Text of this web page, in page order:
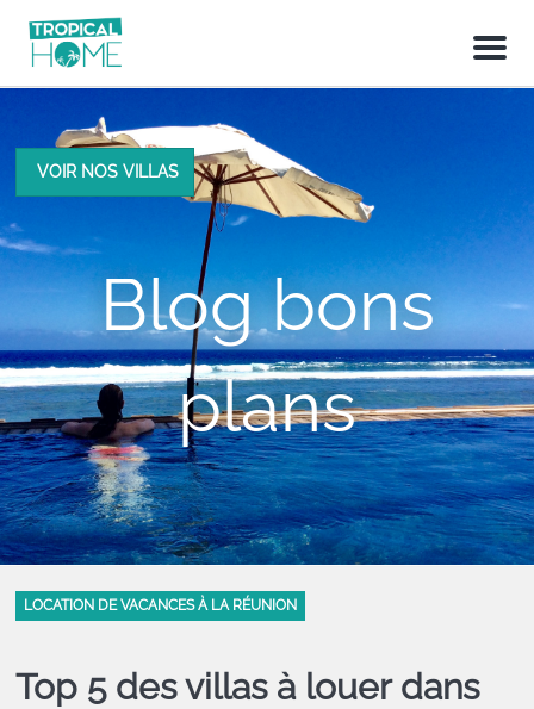
M
n
VOIR NOS VILLAS
Blog bons
plans
LOCATION DE VACANCES À LA RÉUNION
Top 5 des villas à louer dans